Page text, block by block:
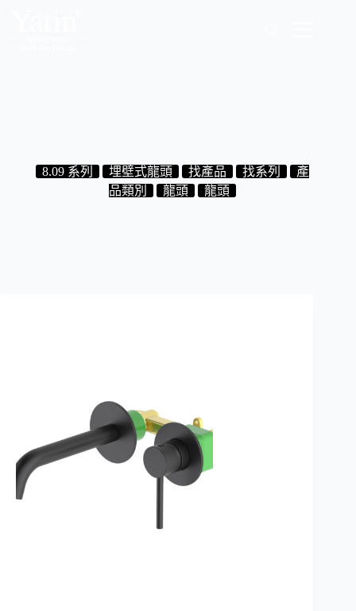
8.09 系列
埋壁式龍頭 找產品 找系列
產
品類別
龍頭 龍頭